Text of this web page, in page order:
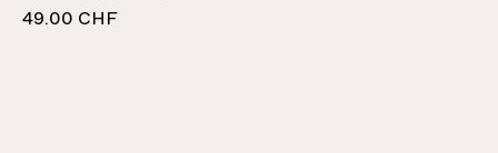
applications de chutes de tissu. Le coussin intérieur amovible est
en 100% pur coton non blanchi et rempli de copeaux d'arolle des
49.00 CHF